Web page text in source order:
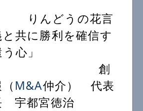
どうの花言
共に勝利を確信す
遣う心」
M&A仲介） 代表
宇都宮徳治